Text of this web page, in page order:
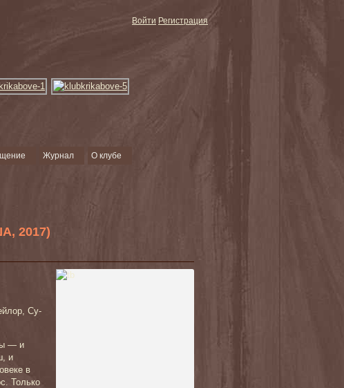
Войти Регистрация
Журнал О клубе
2017)
Су-
— и
и
в
Только